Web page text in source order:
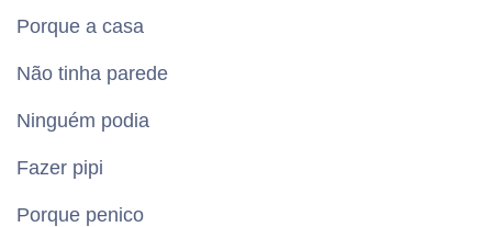
Porque a casa
Não tinha parede
Ninguém podia
Fazer pipi
Porque penico